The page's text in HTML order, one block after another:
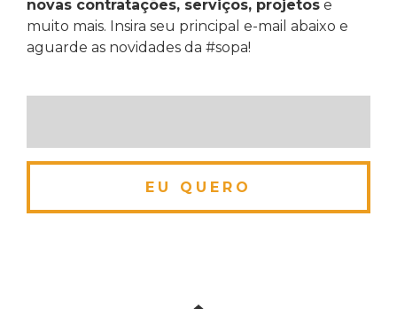
novas contratações, serviços, projetos e
muito mais. Insira seu principal e-mail abaixo e
aguarde as novidades da #sopa!